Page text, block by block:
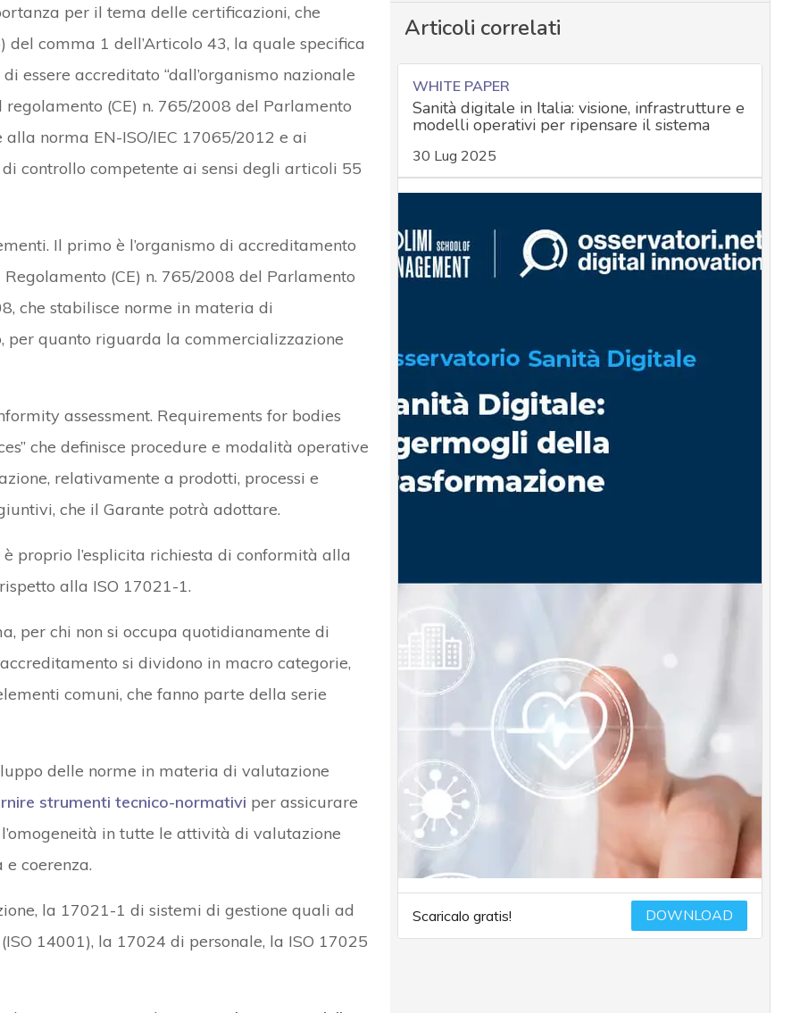
per il tema delle certificazioni, che
del comma 1 dell’Articolo 43, la quale specifica
essere accreditato “dall’organismo nazionale
(CE) n. 765/2008 del Parlamento
norma EN-ISO/IEC 17065/2012 e ai
controllo competente ai sensi degli articoli 55
Il primo è l’organismo di accreditamento
(CE) n. 765/2008 del Parlamento
che stabilisce norme in materia di
quanto riguarda la commercializzazione
assessment. Requirements for bodies
che definisce procedure e modalità operative
relativamente a prodotti, processi e
che il Garante potrà adottare.
proprio l’esplicita richiesta di conformità alla
alla ISO 17021-1.
per chi non si occupa quotidianamente di
si dividono in macro categorie,
comuni, che fanno parte della serie
delle norme in materia di valutazione
strumenti tecnico-normativi per assicurare
in tutte le attività di valutazione
coerenza.
la 17021-1 di sistemi di gestione quali ad
14001), la 17024 di personale, la ISO 17025
Articoli correlati
WHITE PAPER
Sanità digitale in Italia: visione, infrastrutture e
modelli operativi per ripensare il sistema
30 Lug 2025
Scaricalo gratis! DOWNLOAD